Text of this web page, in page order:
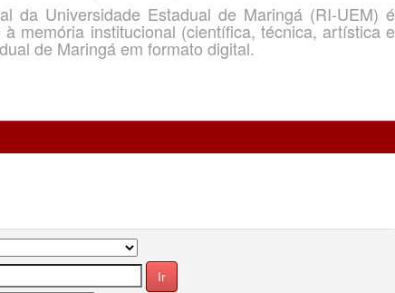
da Universidade Estadual de Maringá (RI-UEM) é
memória institucional (científica, técnica, artística e
de Maringá em formato digital.